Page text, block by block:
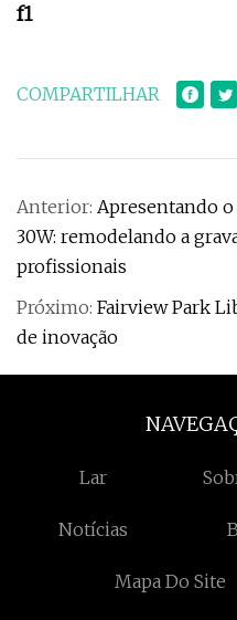
f1
COMPARTILHAR
Anterior: Apresentando o
30W: remodelando a
profissionais
Próximo: Fairview Park
de inovação
Lar
Notícias
Mapa Do Site